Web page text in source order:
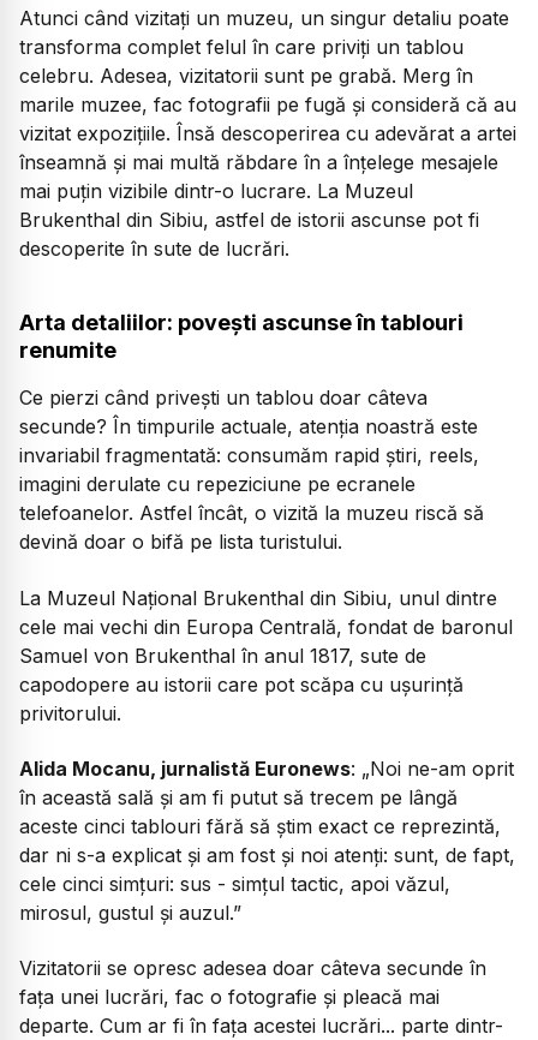
Atunci când vizitați un muzeu, un singur detaliu poate
transforma complet felul în care priviți un tablou
celebru. Adesea, vizitatorii sunt pe grabă. Merg în
marile muzee, fac fotografii pe fugă și consideră că au
vizitat expozițiile. Însă descoperirea cu adevărat a artei
înseamnă și mai multă răbdare în a înțelege mesajele
mai puțin vizibile dintr-o lucrare. La Muzeul
Brukenthal din Sibiu, astfel de istorii ascunse pot fi
descoperite în sute de lucrări.
Arta detaliilor: povești ascunse în tablouri
renumite
Ce pierzi când privești un tablou doar câteva
secunde? În timpurile actuale, atenția noastră este
invariabil fragmentată: consumăm rapid știri, reels,
imagini derulate cu repeziciune pe ecranele
telefoanelor. Astfel încât, o vizită la muzeu riscă să
devină doar o bifă pe lista turistului.
La Muzeul Național Brukenthal din Sibiu, unul dintre
cele mai vechi din Europa Centrală, fondat de baronul
Samuel von Brukenthal în anul 1817, sute de
capodopere au istorii care pot scăpa cu ușurință
privitorului.
Alida Mocanu, jurnalistă Euronews: „Noi ne-am oprit
în această sală și am fi putut să trecem pe lângă
aceste cinci tablouri fără să știm exact ce reprezintă,
dar ni s-a explicat și am fost și noi atenți: sunt, de fapt,
cele cinci simțuri: sus - simțul tactic, apoi văzul,
mirosul, gustul și auzul.”
Vizitatorii se opresc adesea doar câteva secunde în
fața unei lucrări, fac o fotografie și pleacă mai
departe. Cum ar fi în fața acestei lucrări... parte dintr-